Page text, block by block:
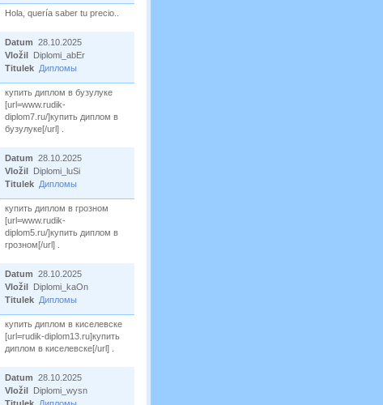
Hola, quería saber tu precio..
Datum 28.10.2025
Vložil Diplomi_abEr
Titulek Дипломы
купить диплом в бузулуке
[url=www.rudik-
diplom7.ru/]купить диплом в
бузулуке[/url] .
Datum 28.10.2025
Vložil Diplomi_luSi
Titulek Дипломы
купить диплом в грозном
[url=www.rudik-
diplom5.ru/]купить диплом в
грозном[/url] .
Datum 28.10.2025
Vložil Diplomi_kaOn
Titulek Дипломы
купить диплом в киселевске
[url=rudik-diplom13.ru]купить
диплом в киселевске[/url] .
Datum 28.10.2025
Vložil Diplomi_wysn